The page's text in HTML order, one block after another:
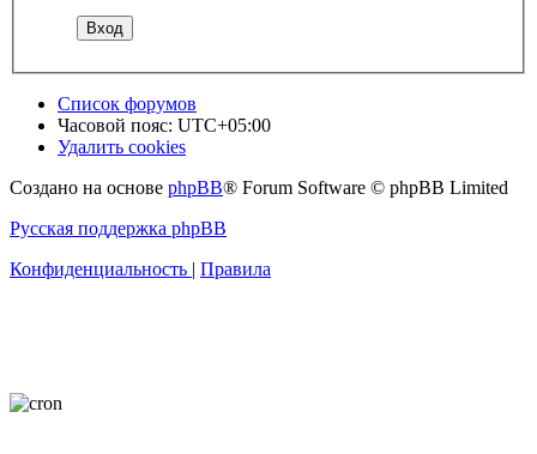
Список форумов
Часовой пояс: UTC+05:00
Удалить cookies
Создано на основе phpBB® Forum Software © phpBB Limited
Русская поддержка phpBB
Конфиденциальность | Правила